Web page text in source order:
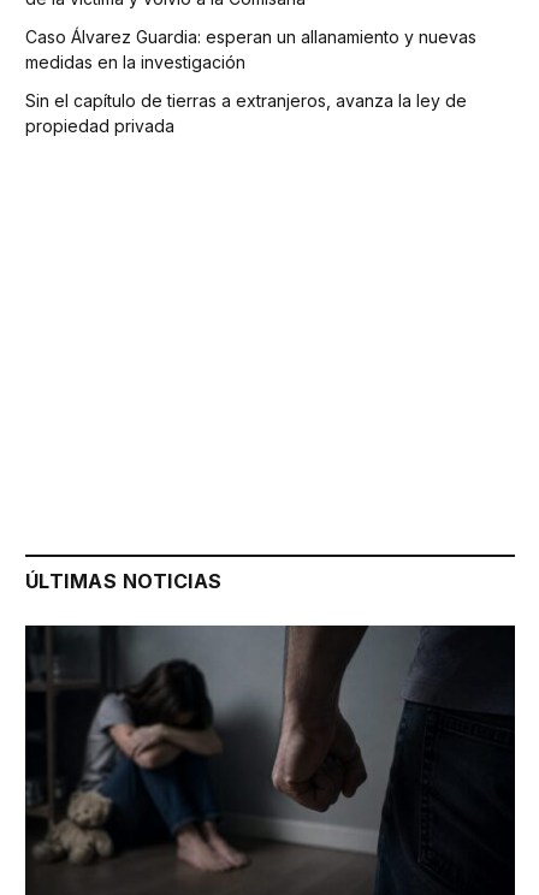
Caso Álvarez Guardia: esperan un allanamiento y nuevas
medidas en la investigación
Sin el capítulo de tierras a extranjeros, avanza la ley de
propiedad privada
ÚLTIMAS NOTICIAS